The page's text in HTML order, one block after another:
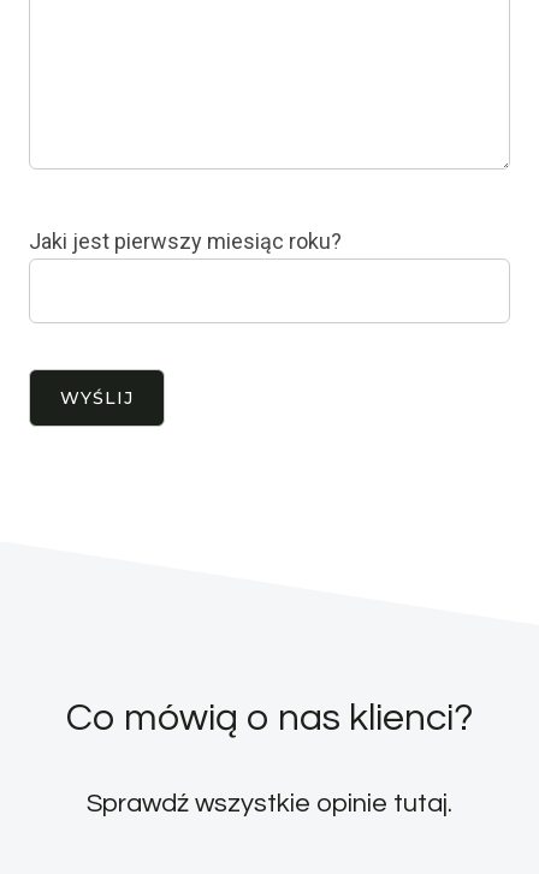
Jaki jest pierwszy miesiąc roku?
Co mówią o nas klienci?
Sprawdź wszystkie opinie tutaj.